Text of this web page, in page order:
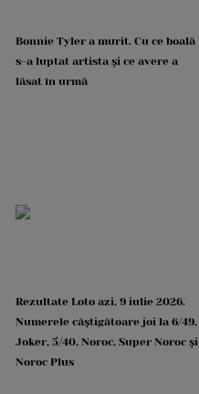
Bonnie Tyler a murit. Cu ce boală
s-a luptat artista și ce avere a
lăsat în urmă
Rezultate Loto azi, 9 iulie 2026.
Numerele câștigătoare joi la 6/49,
Joker, 5/40, Noroc, Super Noroc și
Noroc Plus